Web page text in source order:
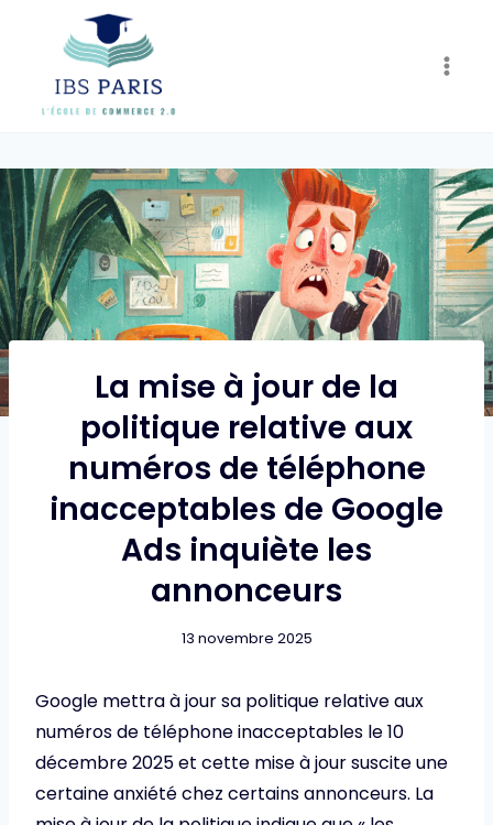
content
La mise à jour de la
politique relative aux
numéros de téléphone
inacceptables de Google
Ads inquiète les
annonceurs
13 novembre 2025
Google mettra à jour sa politique relative aux
numéros de téléphone inacceptables le 10
décembre 2025 et cette mise à jour suscite une
certaine anxiété chez certains annonceurs. La